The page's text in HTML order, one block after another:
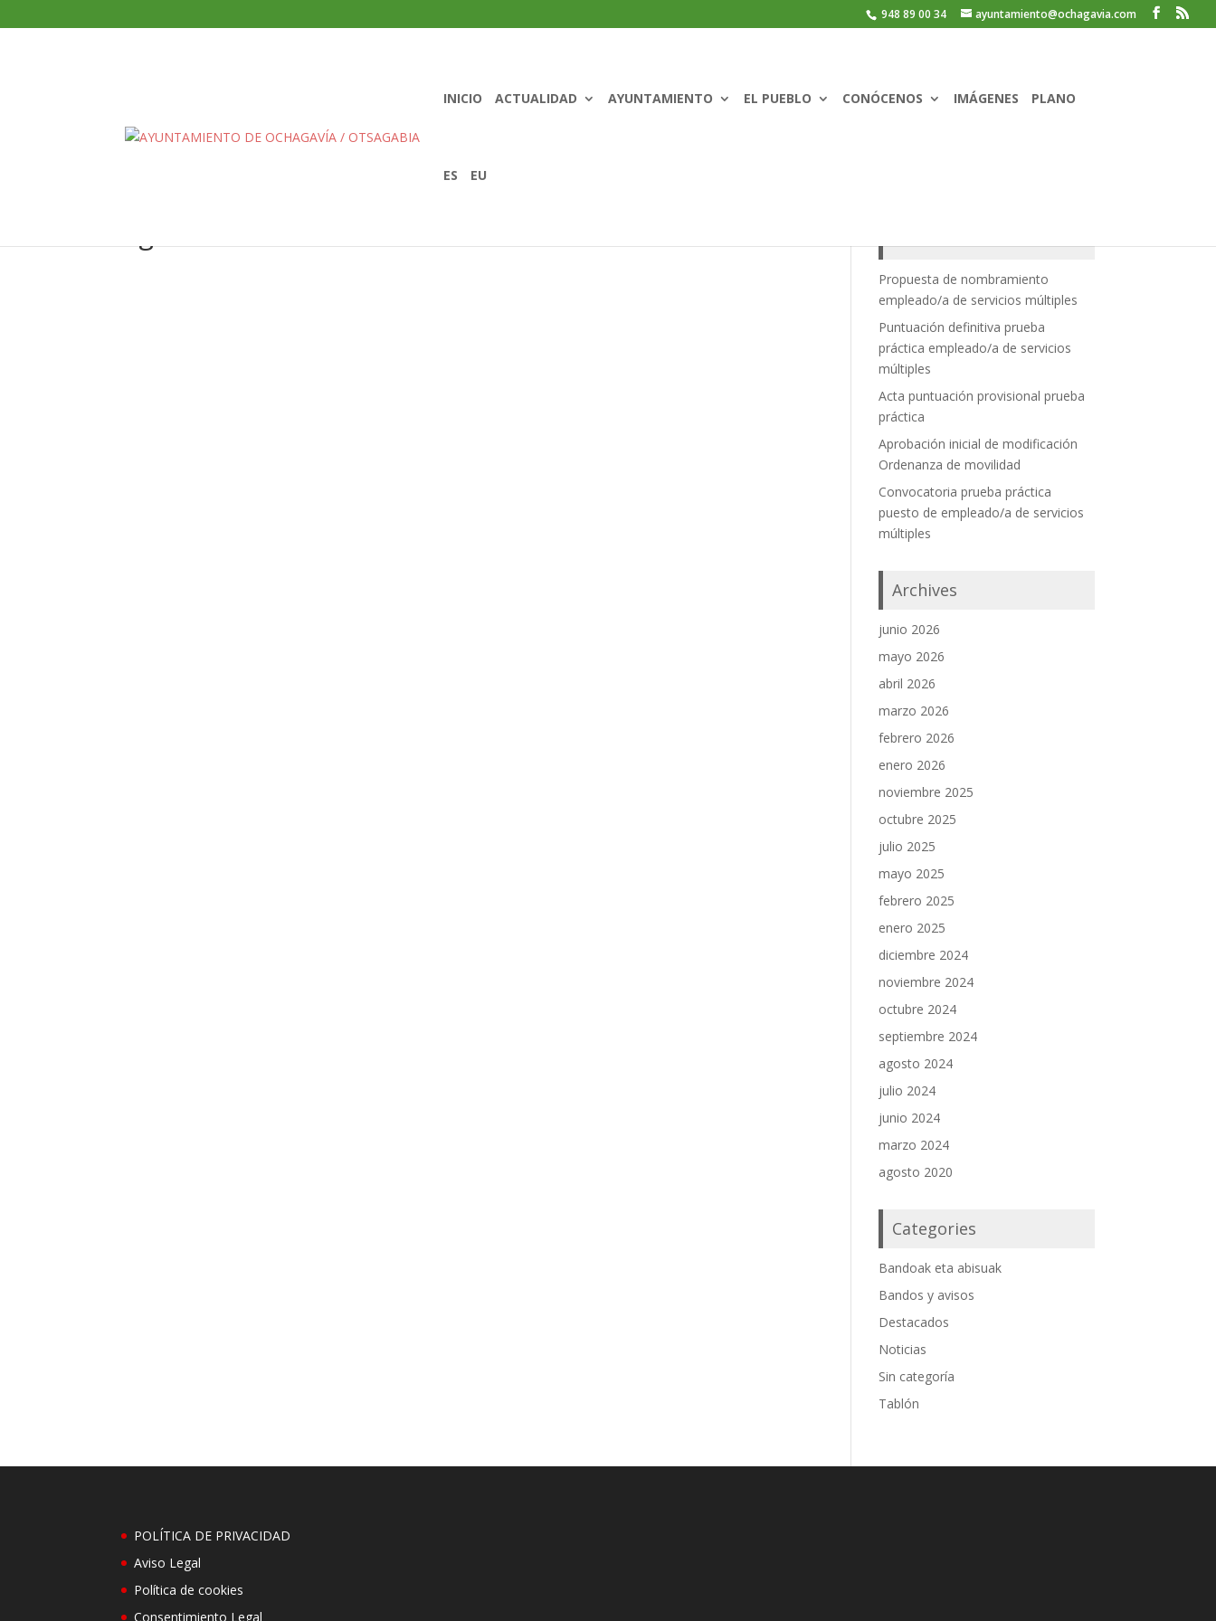
948 89 00 34 ayuntamiento@ochagavia.com
INICIO ACTUALIDAD AYUNTAMIENTO EL PUEBLO CONÓCENOS IMÁGENES PLANO
ES EU
Propuesta de nombramiento
empleado/a de servicios múltiples
Puntuación definitiva prueba
práctica empleado/a de servicios
múltiples
Acta puntuación provisional prueba
práctica
Aprobación inicial de modificación
Ordenanza de movilidad
Convocatoria prueba práctica
puesto de empleado/a de servicios
múltiples
Archives
junio 2026
mayo 2026
abril 2026
marzo 2026
febrero 2026
enero 2026
noviembre 2025
octubre 2025
julio 2025
mayo 2025
febrero 2025
enero 2025
diciembre 2024
noviembre 2024
octubre 2024
septiembre 2024
agosto 2024
julio 2024
junio 2024
marzo 2024
agosto 2020
Categories
Bandoak eta abisuak
Bandos y avisos
Destacados
Noticias
Sin categoría
Tablón
POLÍTICA DE PRIVACIDAD
Aviso Legal
Política de cookies
Consentimiento Legal